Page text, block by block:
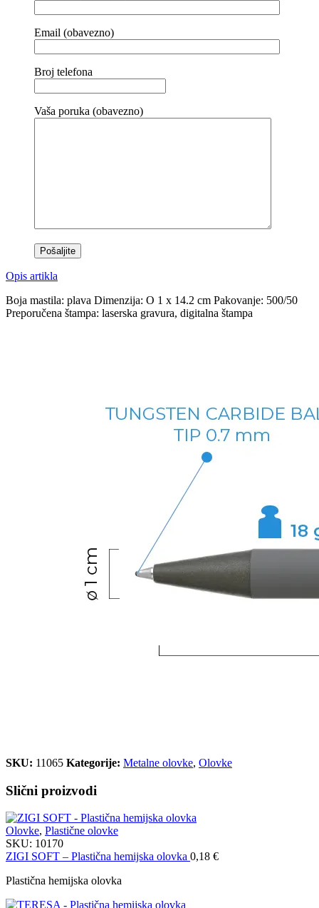
Email (obavezno)
Broj telefona
Vaša poruka (obavezno)
Opis artikla
Boja mastila: plava Dimenzija: O 1 x 14.2 cm Pakovanje: 500/50
Preporučena štampa: laserska gravura, digitalna štampa
SKU: 11065 Kategorije: Metalne olovke, Olovke
Slični proizvodi
Olovke, Plastične olovke
SKU: 10170
ZIGI SOFT – Plastična hemijska olovka 0,18 €
Plastična hemijska olovka